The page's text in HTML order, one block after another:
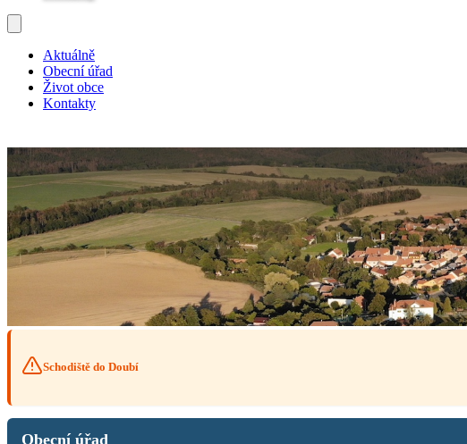
Aktuálně
Obecní úřad
Život obce
Kontakty
Schodiště do Doubí
Obecní úřad